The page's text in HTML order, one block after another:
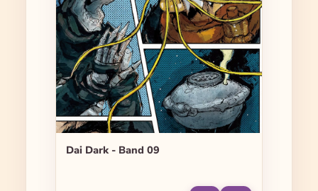
Dai Dark - Band 09